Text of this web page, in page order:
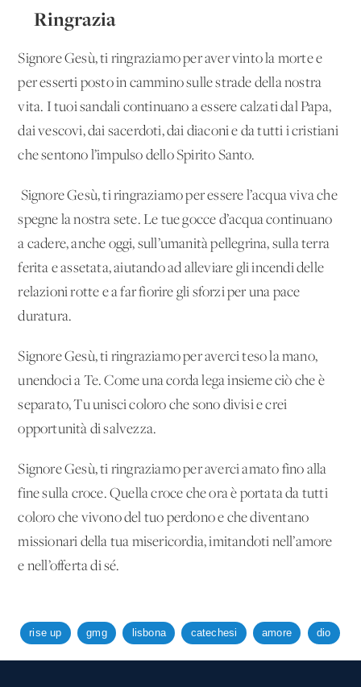
Ringrazia
Signore Gesù, ti ringraziamo per aver vinto la morte e
per esserti posto in cammino sulle strade della nostra
vita. I tuoi sandali continuano a essere calzati dal Papa,
dai vescovi, dai sacerdoti, dai diaconi e da tutti i cristiani
che sentono l’impulso dello Spirito Santo.
Signore Gesù, ti ringraziamo per essere l’acqua viva che
spegne la nostra sete. Le tue gocce d’acqua continuano
a cadere, anche oggi, sull’umanità pellegrina, sulla terra
ferita e assetata, aiutando ad alleviare gli incendi delle
relazioni rotte e a far fiorire gli sforzi per una pace
duratura.
Signore Gesù, ti ringraziamo per averci teso la mano,
unendoci a Te. Come una corda lega insieme ciò che è
separato, Tu unisci coloro che sono divisi e crei
opportunità di salvezza.
Signore Gesù, ti ringraziamo per averci amato fino alla
fine sulla croce. Quella croce che ora è portata da tutti
coloro che vivono del tuo perdono e che diventano
missionari della tua misericordia, imitandoti nell’amore
e nell’offerta di sé.
rise up gmg lisbona catechesi amore dio